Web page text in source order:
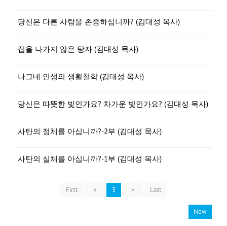
당신은 다른 사람을 존중하십니까? (김대성 목사)
집을 나가지 않은 탕자 (김대성 목사)
나그네 인생의 생활철학 (김대성 목사)
당신은 따뜻한 빛인가요? 차가운 빛인가요? (김대성 목사)
사탄의 정체를 아십니까?-2부 (김대성 목사)
사탄의 실체를 아십니까?-1부 (김대성 목사)
First « 3 » Last
New